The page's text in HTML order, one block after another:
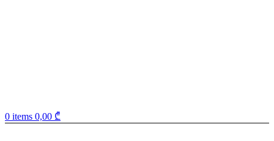
0 items 0,00 ₾